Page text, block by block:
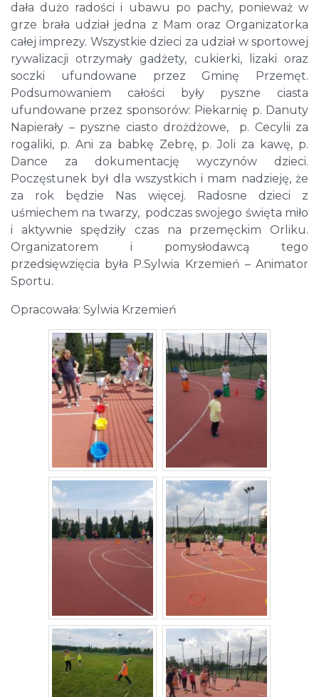
dała dużo radości i ubawu po pachy, ponieważ w
grze brała udział jedna z Mam oraz Organizatorka
całej imprezy. Wszystkie dzieci za udział w sportowej
rywalizacji otrzymały gadżety, cukierki, lizaki oraz
soczki ufundowane przez Gminę Przemęt.
Podsumowaniem całości były pyszne ciasta
ufundowane przez sponsorów: Piekarnię p. Danuty
Napierały – pyszne ciasto drożdżowe, p. Cecylii za
rogaliki, p. Ani za babkę Zebrę, p. Joli za kawę, p.
Dance za dokumentację wyczynów dzieci.
Poczęstunek był dla wszystkich i mam nadzieję, że
za rok będzie Nas więcej. Radosne dzieci z
uśmiechem na twarzy, podczas swojego święta miło
i aktywnie spędziły czas na przemęckim Orliku.
Organizatorem i pomysłodawcą tego
przedsięwzięcia była P.Sylwia Krzemień – Animator
Sportu.
Opracowała: Sylwia Krzemień